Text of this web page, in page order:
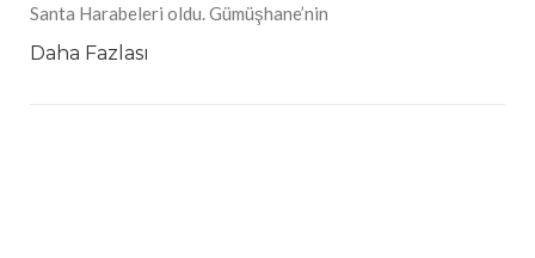
Santa Harabeleri oldu. Gümüşhane’nin
Daha Fazlası